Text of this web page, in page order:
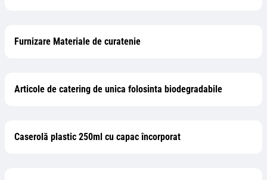
Furnizare Materiale de curatenie
Articole de catering de unica folosinta biodegradabile
Caserolă plastic 250ml cu capac încorporat